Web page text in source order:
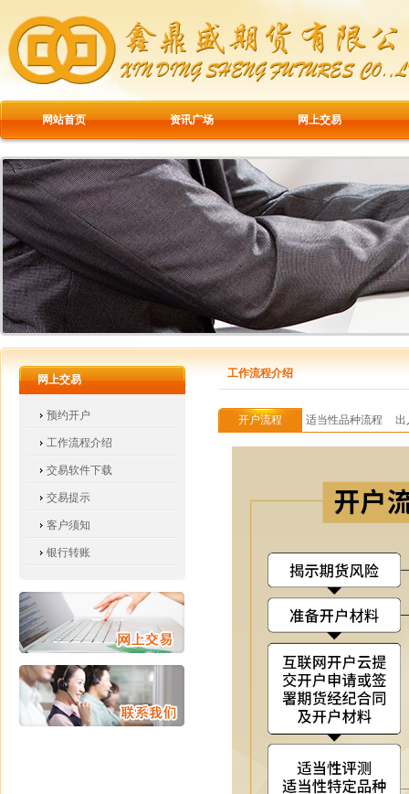
网站首页 资讯广场 网上交易
网上交易
预约开户
工作流程介绍
交易软件下载
交易提示
客户须知
银行转账
工作流程介绍
开户流程
适当性品种流程
图
出